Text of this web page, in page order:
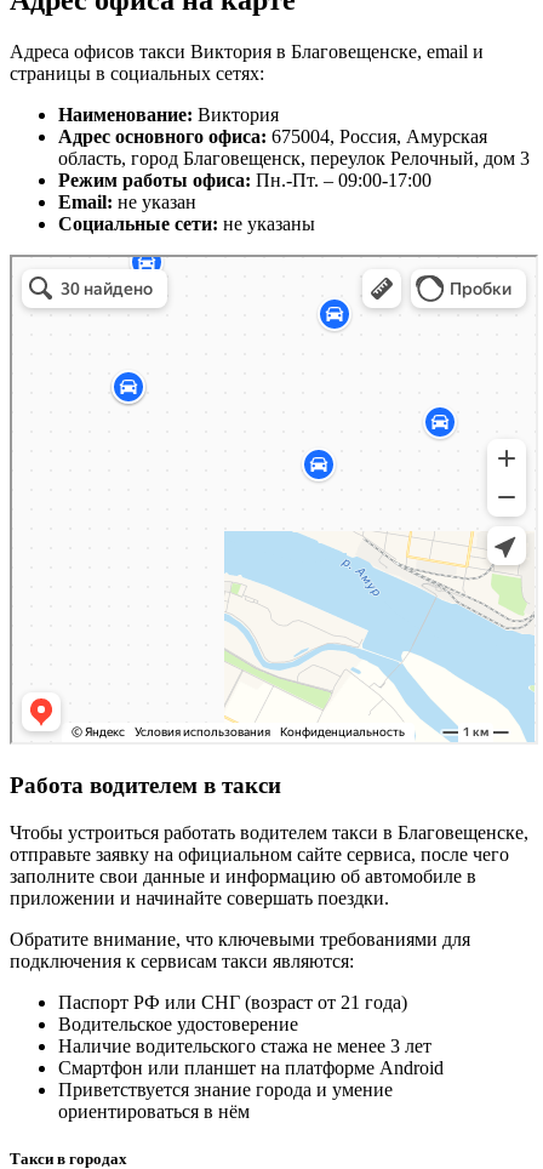
Адреса офисов такси Виктория в Благовещенске, email и
страницы в социальных сетях:
Наименование: Виктория
Адрес основного офиса: 675004, Россия, Амурская
область, город Благовещенск, переулок Релочный, дом 3
Режим работы офиса: Пн.-Пт. – 09:00-17:00
Email: не указан
Социальные сети: не указаны
Работа водителем в такси
Чтобы устроиться работать водителем такси в Благовещенске,
отправьте заявку на официальном сайте сервиса, после чего
заполните свои данные и информацию об автомобиле в
приложении и начинайте совершать поездки.
Обратите внимание, что ключевыми требованиями для
подключения к сервисам такси являются:
Паспорт РФ или СНГ (возраст от 21 года)
Водительское удостоверение
Наличие водительского стажа не менее 3 лет
Смартфон или планшет на платформе Android
Приветствуется знание города и умение
ориентироваться в нём
Такси в городах